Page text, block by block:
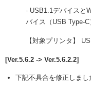
- USB1.1デバイスと
バイス（USB Type-
【対象プリンタ】
[Ver.5.6.2 -> Ver.5.6.2.2]
下記不具合を修正しまし